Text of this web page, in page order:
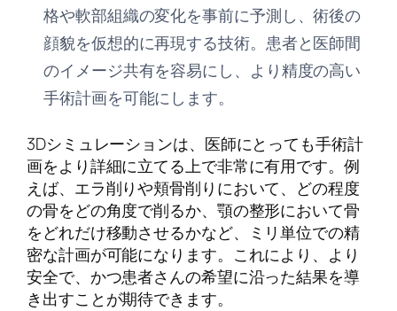
格や軟部組織の変化を事前に予測し、術後の
顔貌を仮想的に再現する技術。患者と医師間
のイメージ共有を容易にし、より精度の高い
手術計画を可能にします。
3Dシミュレーションは、医師にとっても手術計
画をより詳細に立てる上で非常に有用です。例
えば、エラ削りや頬骨削りにおいて、どの程度
の骨をどの角度で削るか、顎の整形において骨
をどれだけ移動させるかなど、ミリ単位での精
密な計画が可能になります。これにより、より
安全で、かつ患者さんの希望に沿った結果を導
き出すことが期待できます。